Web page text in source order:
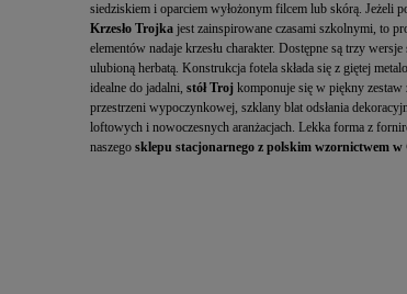
siedziskiem i oparciem wyłożonym filcem lub skórą. Jeżeli
Krzesło Trojka jest zainspirowane czasami szkolnymi, to
elementów nadaje krzesłu charakter. Dostępne są trzy
ulubioną herbatą. Konstrukcja fotela składa się z giętej
idealne do jadalni, stół Troj komponuje się w piękny zestaw
przestrzeni wypoczynkowej, szklany blat odsłania
loftowych i nowoczesnych aranżacjach. Lekka forma z
naszego sklepu stacjonarnego z polskim wzornictwem w